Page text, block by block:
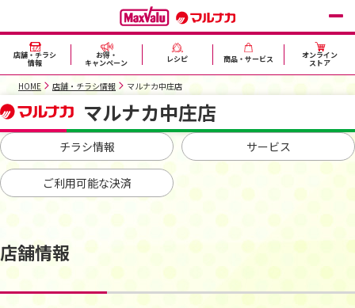
店舗・チラシ
情報
お得・
キャンペーン レシピ 商品・サービス オンライン
ストア
HOME 店舗・チラシ情報 マルナカ中庄店
マルナカ中庄店
チラシ情報 サービス
ご利用可能な決済
店舗情報